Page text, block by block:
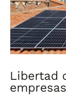
Libertad
empresas